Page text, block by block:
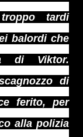
tardi
balordi che
di Viktor.
di
ferito, per
alla polizia